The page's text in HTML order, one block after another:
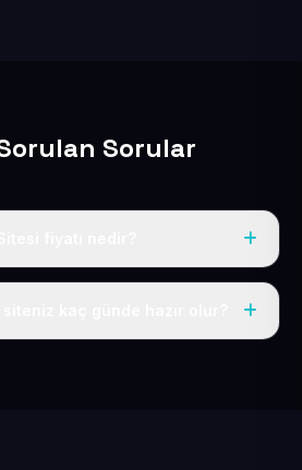
Sorular
50 USD + KDV. Bu bedele alan